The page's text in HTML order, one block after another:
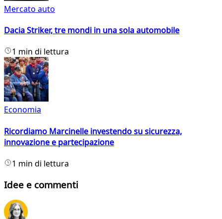
Mercato auto
Dacia Striker, tre mondi in una sola automobile
1 min di lettura
Economia
Ricordiamo Marcinelle investendo su sicurezza,
innovazione e partecipazione
1 min di lettura
Idee e commenti